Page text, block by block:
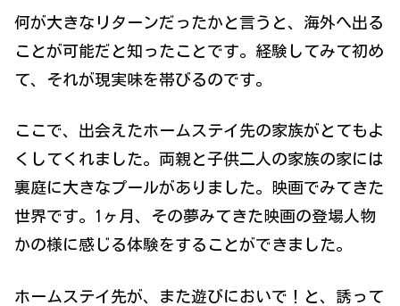
何が大きなリターンだったかと言うと、海外へ出る
ことが可能だと知ったことです。経験してみて初め
て、それが現実味を帯びるのです。
ここで、出会えたホームステイ先の家族がとてもよ
くしてくれました。両親と子供二人の家族の家には
裏庭に大きなプールがありました。映画でみてきた
世界です。1ヶ月、その夢みてきた映画の登場人物
かの様に感じる体験をすることができました。
ホームステイ先が、また遊びにおいで！と、誘って